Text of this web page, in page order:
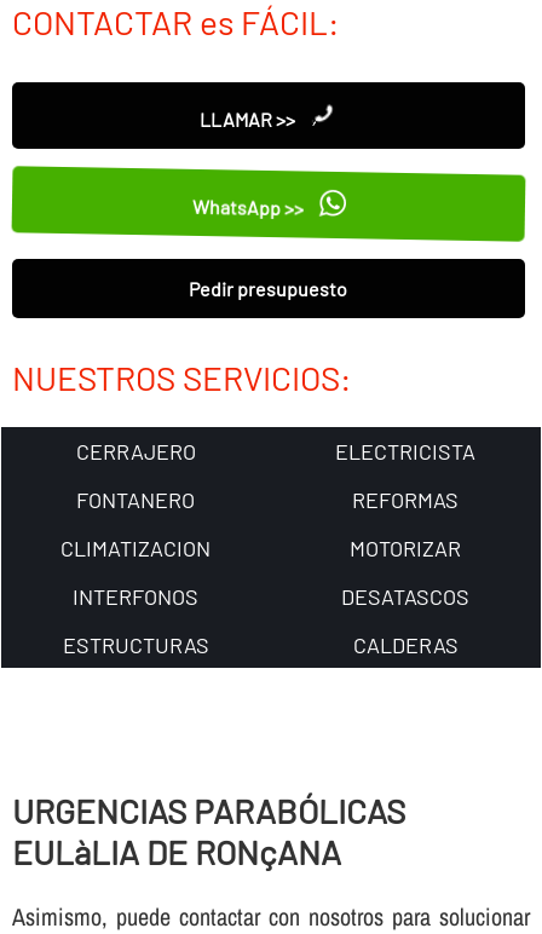
CONTACTAR es FÁCIL:
LLAMAR >>
WhatsApp >>
Pedir presupuesto
NUESTROS SERVICIOS:
CERRAJERO
ELECTRICISTA
FONTANERO
REFORMAS
CLIMATIZACION
MOTORIZAR
INTERFONOS
DESATASCOS
ESTRUCTURAS
CALDERAS
URGENCIAS PARABÓLICAS
EULàLIA DE RONçANA
Asimismo, puede contactar con nosotros para solucionar